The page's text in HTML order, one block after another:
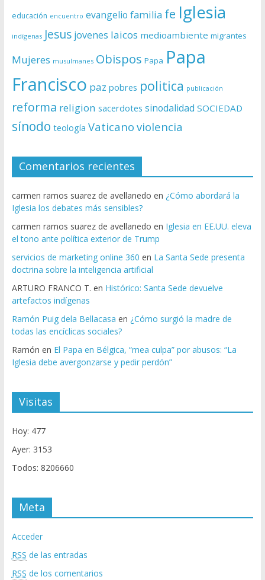
educación encuentro evangelio familia fe Iglesia
indígenas Jesus jovenes laicos medioambiente migrantes
Mujeres musulmanes Obispos Papa Papa
Francisco paz pobres politica publicación
reforma religion sacerdotes sinodalidad SOCIEDAD
sínodo teología Vaticano violencia
Comentarios recientes
carmen ramos suarez de avellanedo en ¿Cómo abordará la
Iglesia los debates más sensibles?
carmen ramos suarez de avellanedo en Iglesia en EE.UU. eleva
el tono ante política exterior de Trump
servicios de marketing online 360 en La Santa Sede presenta
doctrina sobre la inteligencia artificial
ARTURO FRANCO T. en Histórico: Santa Sede devuelve
artefactos indígenas
Ramón Puig dela Bellacasa en ¿Cómo surgió la madre de
todas las encíclicas sociales?
Ramón en El Papa en Bélgica, “mea culpa” por abusos: “La
Iglesia debe avergonzarse y pedir perdón”
Visitas
Hoy: 477
Ayer: 3153
Todos: 8206660
Meta
Acceder
RSS de las entradas
RSS de los comentarios